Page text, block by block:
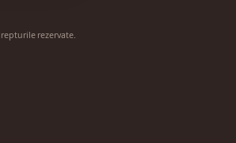
rezervate.